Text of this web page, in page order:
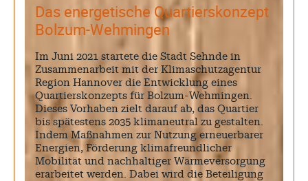
Das energetische Quartierskonzept
Bolzum-Wehmingen
Im Juni 2021 startete die Stadt Sehnde in
Zusammenarbeit mit der Klimaschutzagentur
Region Hannover die Entwicklung eines
Quartierskonzepts für Bolzum-Wehmingen.
Dieses Vorhaben zielt darauf ab, das Quartier
bis spätestens 2035 klimaneutral zu gestalten.
Indem Maßnahmen zur Nutzung erneuerbarer
Energien, Förderung klimafreundlicher
Mobilität und nachhaltiger Wärmeversorgung
erarbeitet werden. Dabei wird die Beteiligung